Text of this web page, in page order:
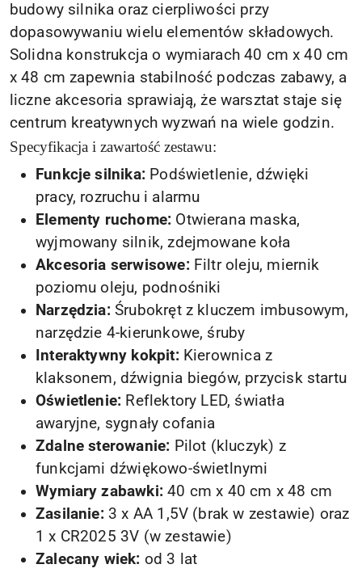
budowy silnika oraz cierpliwości przy
dopasowywaniu wielu elementów składowych.
Solidna konstrukcja o wymiarach 40 cm x 40 cm
x 48 cm zapewnia stabilność podczas zabawy, a
liczne akcesoria sprawiają, że warsztat staje się
centrum kreatywnych wyzwań na wiele godzin.
Specyfikacja i zawartość zestawu:
Funkcje silnika: Podświetlenie, dźwięki
pracy, rozruchu i alarmu
Elementy ruchome: Otwierana maska,
wyjmowany silnik, zdejmowane koła
Akcesoria serwisowe:Filtr oleju, miernik
poziomu oleju, podnośniki
Narzędzia:Śrubokręt z kluczem imbusowym,
narzędzie 4-kierunkowe, śruby
Interaktywny kokpit:Kierownica z
klaksonem, dźwignia biegów, przycisk startu
Oświetlenie: Reflektory LED, światła
awaryjne, sygnały cofania
Zdalne sterowanie: Pilot (kluczyk) z
funkcjami dźwiękowo-świetlnymi
Wymiary zabawki: 40 cm x 40 cm x 48 cm
Zasilanie:3 x AA 1,5V (brak w zestawie) oraz
1 x CR2025 3V (w zestawie)
Zalecany wiek: od 3 lat